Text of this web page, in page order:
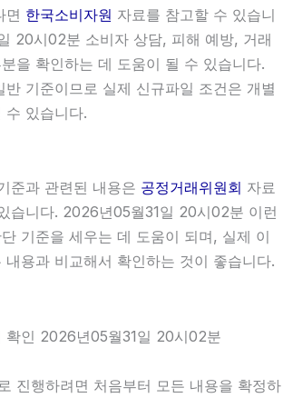
면 한국소비자원 자료를 참고할 수 있습니
20시02분 소비자 상담, 피해 예방, 거래
을 확인하는 데 도움이 될 수 있습니다.
반 기준이므로 실제 신규파일 조건은 개별
수 있습니다.
준과 관련된 내용은 공정거래위원회 자료
습니다. 2026년05월31일 20시02분 이런
기준을 세우는 데 도움이 되며, 실제 이
내용과 비교해서 확인하는 것이 좋습니다.
확인 2026년05월31일 20시02분
진행하려면 처음부터 모든 내용을 확정하